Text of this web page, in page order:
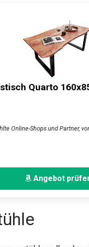
Quarto
Online-Shops und Partner,
Angebot